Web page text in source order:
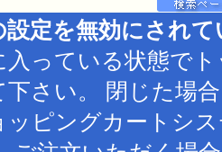
設定を無効にされ
入っている状態で
下さい。 閉じた場
ッピングカートシ